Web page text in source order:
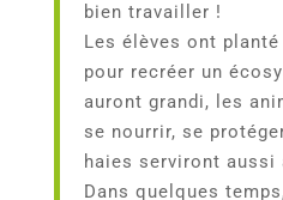
bien travailler !
Les élèves ont planté
pour recréer un
auront grandi, les
se nourrir, se
haies serviront aussi
Dans quelques